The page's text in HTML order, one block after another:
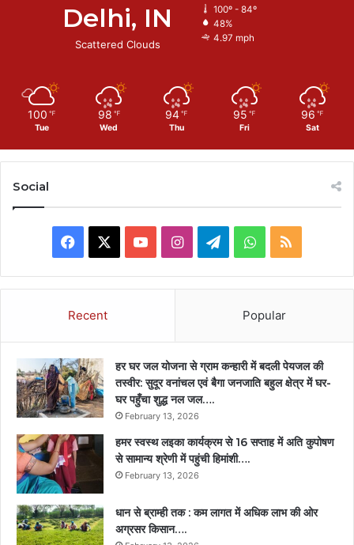
Delhi, IN
Scattered Clouds
100º - 84º
48%
4.97 mph
100 ℉
Tue
98 ℉
Wed
94 ℉
Thu
95 ℉
Fri
96 ℉
Sat
Social
Facebook YouTubeInstagramTelegramWhatsApp
RSS
Recent Popular
हर घर जल योजना से ग्राम कन्हारी में बदली पेयजल की
तस्वीर: सुदूर वनांचल एवं बैगा जनजाति बहुल क्षेत्र में घर-
घर पहुँचा शुद्ध नल जल….
February 13, 2026
हमर स्वस्थ लइका कार्यक्रम से 16 सप्ताह में अति कुपोषण
से सामान्य श्रेणी में पहुंची हिमांशी….
February 13, 2026
धान से ब्राम्ही तक : कम लागत में अधिक लाभ की ओर
अग्रसर किसान….